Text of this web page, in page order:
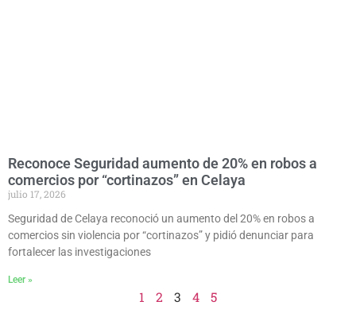
Reconoce Seguridad aumento de 20% en robos a
comercios por “cortinazos” en Celaya
julio 17, 2026
Seguridad de Celaya reconoció un aumento del 20% en robos a
comercios sin violencia por “cortinazos” y pidió denunciar para
fortalecer las investigaciones
Leer »
1 2 3 4 5